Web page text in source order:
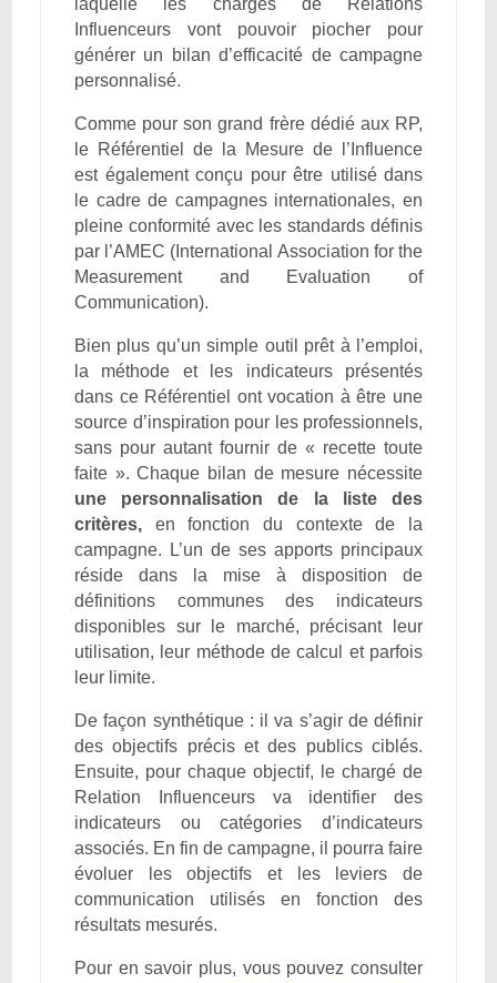
laquelle les chargés de Relations
Influenceurs vont pouvoir piocher pour
générer un bilan d’efficacité de campagne
personnalisé.
Comme pour son grand frère dédié aux RP,
le Référentiel de la Mesure de l’Influence
est également conçu pour être utilisé dans
le cadre de campagnes internationales, en
pleine conformité avec les standards définis
par l’AMEC (International Association for the
Measurement and Evaluation of
Communication).
Bien plus qu’un simple outil prêt à l’emploi,
la méthode et les indicateurs présentés
dans ce Référentiel ont vocation à être une
source d’inspiration pour les professionnels,
sans pour autant fournir de « recette toute
faite ». Chaque bilan de mesure nécessite
une personnalisation de la liste des
critères, en fonction du contexte de la
campagne. L’un de ses apports principaux
réside dans la mise à disposition de
définitions communes des indicateurs
disponibles sur le marché, précisant leur
utilisation, leur méthode de calcul et parfois
leur limite.
De façon synthétique : il va s’agir de définir
des objectifs précis et des publics ciblés.
Ensuite, pour chaque objectif, le chargé de
Relation Influenceurs va identifier des
indicateurs ou catégories d’indicateurs
associés. En fin de campagne, il pourra faire
évoluer les objectifs et les leviers de
communication utilisés en fonction des
résultats mesurés.
Pour en savoir plus, vous pouvez consulter